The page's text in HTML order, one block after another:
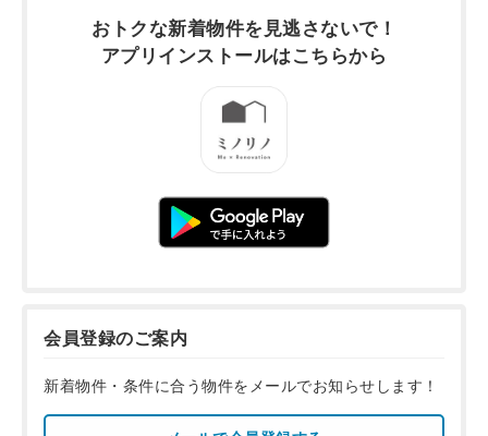
おトクな新着物件を 見逃さないで！
アプリインストールはこちらから
会員登録のご案内
新着物件・条件に合う物件をメールでお知らせします！